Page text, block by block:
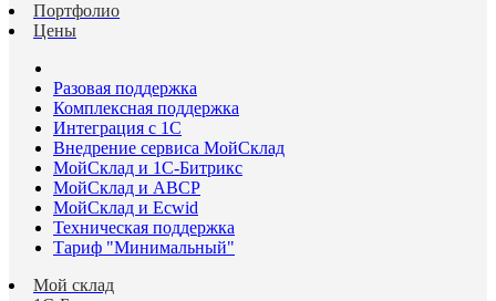
Портфолио
Цены
Разовая поддержка
Комплексная поддержка
Интеграция с 1С
Внедрение сервиса МойСклад
МойСклад и 1С-Битрикс
МойСклад и ABCP
МойСклад и Ecwid
Техническая поддержка
Тариф "Минимальный"
Мой склад